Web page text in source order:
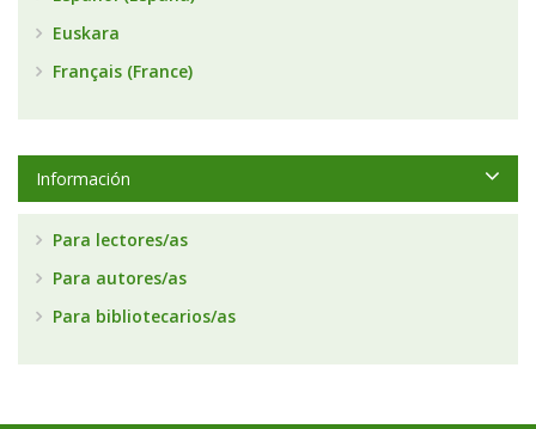
Euskara
Français (France)
Información
Para lectores/as
Para autores/as
Para bibliotecarios/as